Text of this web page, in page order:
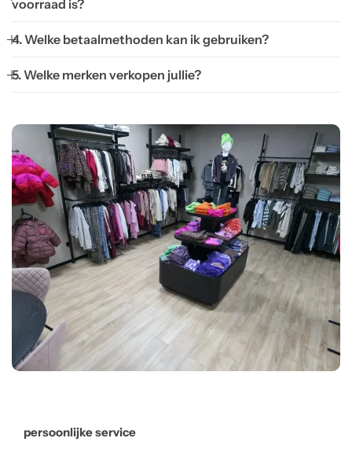
voorraad is?
4. Welke betaalmethoden kan ik gebruiken?
5. Welke merken verkopen jullie?
persoonlijke service